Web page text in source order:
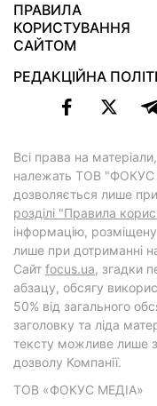
ПРАВИЛА
КОРИСТУВАННЯ
САЙТОМ
РЕДАКЦІЙНА
Всі права на
належать ТОВ "ФОКУС
дозволяється лише
розділі "Правила
інформацію,
лише при дотриманні
Cайт focus.ua, згадки
абзацу, обсягу
50% від загального
заголовку та ліда
тексту можливе лише
дозволу Компанії.
ТОВ «ФОКУС МЕДІА»